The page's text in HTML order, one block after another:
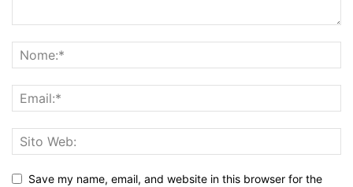
Save my name, email, and website in this browser for the